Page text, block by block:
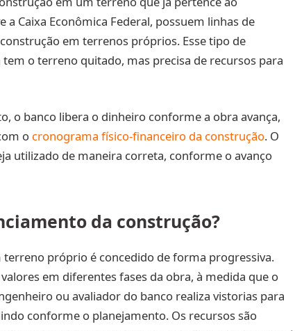
Caixa Econômica Federal, possuem linhas de
em terrenos próprios. Esse tipo de
o terreno quitado, mas precisa de recursos para
o banco libera o dinheiro conforme a obra avança,
o cronograma físico-financeiro da construção. O
utilizado de maneira correta, conforme o avanço
da construção?
próprio é concedido de forma progressiva.
em diferentes fases da obra, à medida que o
ou avaliador do banco realiza vistorias para
conforme o planejamento. Os recursos são